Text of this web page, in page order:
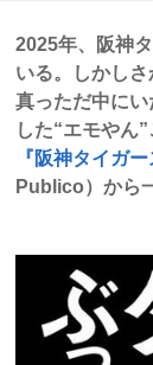
2025年、阪神
いる。しかし
真っただ中に
した“エモやん
『阪神タイガ
Publico）から